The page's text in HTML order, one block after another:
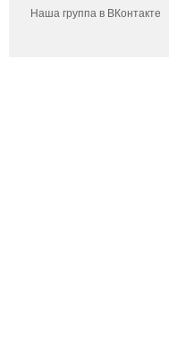
Наша группа в ВКонтакте